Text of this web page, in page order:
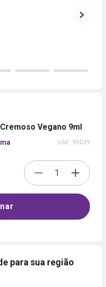
Vegano 9ml
cód.: 95039
para sua região